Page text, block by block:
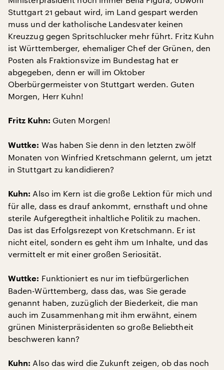
Stuttgart 21 gebaut wird, im Land gespart werden
muss und der katholische Landesvater keinen
Kreuzzug gegen Spritschlucker mehr führt. Fritz Kuhn
ist Württemberger, ehemaliger Chef der Grünen, den
Posten als Fraktionsvize im Bundestag hat er
abgegeben, denn er will im Oktober
Oberbürgermeister von Stuttgart werden. Guten
Morgen, Herr Kuhn!
Fritz Kuhn: Guten Morgen!
Wuttke: Was haben Sie denn in den letzten zwölf
Monaten von Winfried Kretschmann gelernt, um jetzt
in Stuttgart zu kandidieren?
Kuhn: Also im Kern ist die große Lektion für mich und
für alle, dass es drauf ankommt, ernsthaft und ohne
sterile Aufgeregtheit inhaltliche Politik zu machen.
Das ist das Erfolgsrezept von Kretschmann. Er ist
nicht eitel, sondern es geht ihm um Inhalte, und das
vermittelt er mit einer großen Seriosität.
Wuttke: Funktioniert es nur im tiefbürgerlichen
Baden-Württemberg, dass das, was Sie gerade
genannt haben, zuzüglich der Biederkeit, die man
auch im Zusammenhang mit ihm erwähnt, einem
grünen Ministerpräsidenten so große Beliebtheit
beschweren kann?
Kuhn: Also das wird die Zukunft zeigen, ob das noch